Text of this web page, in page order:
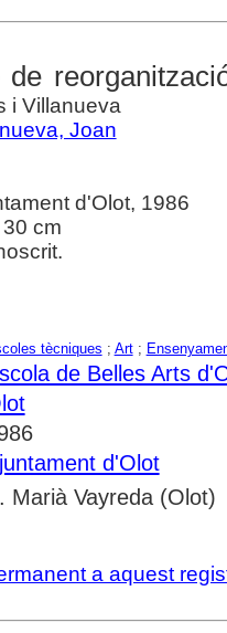
de
i Villanueva
Joan
d'Olot, 1986
cm
tècniques ; Art;
de Belles Arts
d'Olot
Marià Vayreda (Olot)
a aquest